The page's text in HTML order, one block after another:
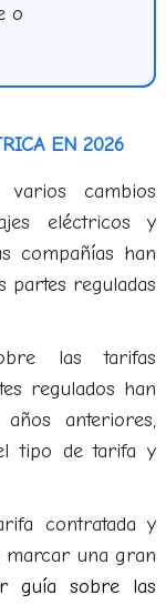
o
EN 2026
cambios
eléctricos y
compañías han
partes reguladas
las tarifas
regulados han
anteriores,
tipo de tarifa y
contratada y
marcar una gran
guía sobre las